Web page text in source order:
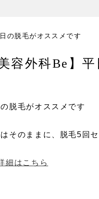
の脱毛がオススメです
美容外科Be】
脱毛がオススメです
そのままに、脱毛5回
はこちら